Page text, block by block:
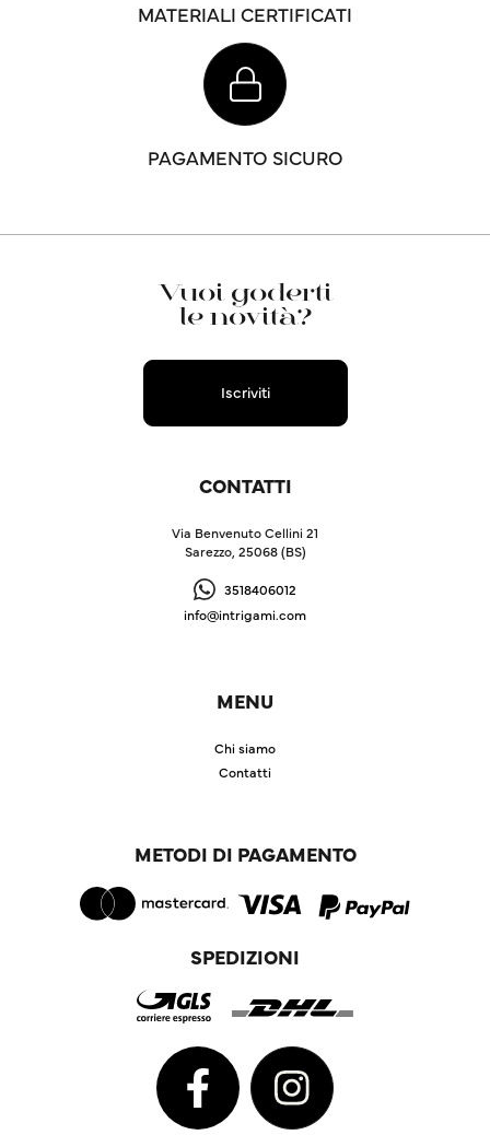
MATERIALI CERTIFICATI
PAGAMENTO SICURO
Vuoi goderti
le novità?
Iscriviti
CONTATTI
Via Benvenuto Cellini 21
Sarezzo, 25068 (BS)
3518406012
info@intrigami.com
MENU
Chi siamo
Contatti
METODI DI PAGAMENTO
SPEDIZIONI